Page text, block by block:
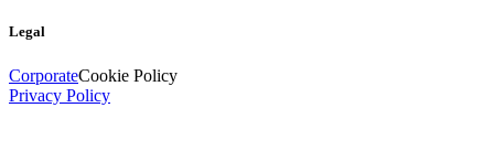
Legal
CorporateCookie Policy
Privacy Policy